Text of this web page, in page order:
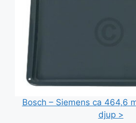
Bosch – Siemens ca 464,6
djup >